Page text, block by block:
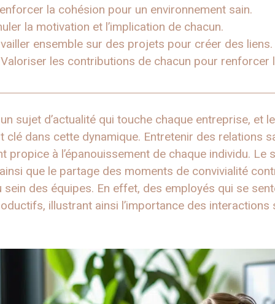
la cohésion pour un environnement sain.
la motivation et l’implication de chacun.
ensemble sur des projets pour créer des liens.
les contributions de chacun pour renforcer
sujet d’actualité qui touche chaque entreprise, et
clé dans cette dynamique. Entretenir des relations
propice à l’épanouissement de chaque individu. Le
que le partage des moments de convivialité
des équipes. En effet, des employés qui se
illustrant ainsi l’importance des interactions